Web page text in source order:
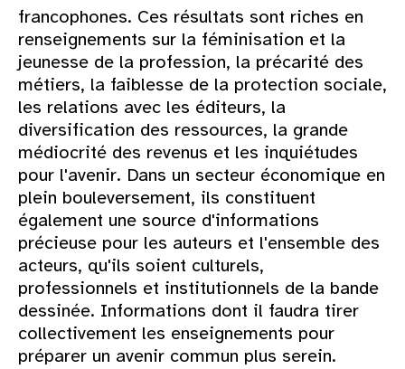
francophones. Ces résultats sont riches en
renseignements sur la féminisation et la
jeunesse de la profession, la précarité des
métiers, la faiblesse de la protection sociale,
les relations avec les éditeurs, la
diversification des ressources, la grande
médiocrité des revenus et les inquiétudes
pour l'avenir. Dans un secteur économique en
plein bouleversement, ils constituent
également une source d'informations
précieuse pour les auteurs et l'ensemble des
acteurs, qu'ils soient culturels,
professionnels et institutionnels de la bande
dessinée. Informations dont il faudra tirer
collectivement les enseignements pour
préparer un avenir commun plus serein.